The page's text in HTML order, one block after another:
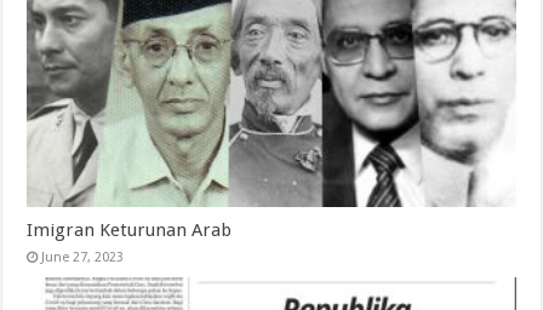
Imigran Keturunan Arab
June 27, 2023